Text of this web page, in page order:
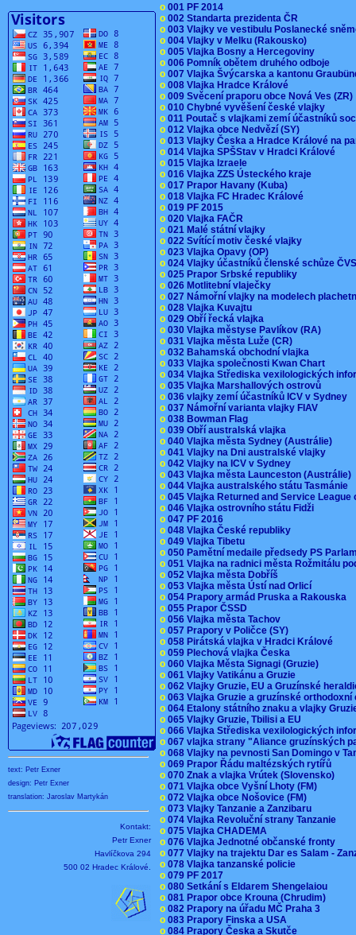
text: Petr Exner
design: Petr Exner
translation: Jaroslav Martykán
Kontakt:
Petr Exner
Havlíčkova 294
500 02 Hradec Králové.
o 001 PF 2014
o 002 Standarta prezidenta ČR
o 003 Vlajky ve vestibulu Poslanecké
o 004 Vlajky v Melku (Rakousko)
o 005 Vlajka Bosny a Hercegoviny
o 006 Pomník obětem druhého odboje
o 007 Vlajka Švýcarska a kantonu
o 008 Vlajka Hradce Králové
o 009 Svěcení praporu obce Nová Ves
o 010 Chybné vyvěšení české vlajky
o 011 Poutač s vlajkami zemí účastníků
o 012 Vlajka obce Nedvězí (SY)
o 013 Vlajky Česka a Hradce Králové na
o 014 Vlajka SPŠStav v Hradci Králové
o 015 Vlajka Izraele
o 016 Vlajka ZZS Ústeckého kraje
o 017 Prapor Havany (Kuba)
o 018 Vlajka FC Hradec Králové
o 019 PF 2015
o 020 Vlajka FAČR
o 021 Malé státní vlajky
o 022 Svítící motiv české vlajky
o 023 Vlajka Opavy (OP)
o 024 Vlajky účastníků členské schůze
o 025 Prapor Srbské republiky
o 026 Motlitební vlaječky
o 027 Námořní vlajky na modelech
o 028 Vlajka Kuvajtu
o 029 Obří řecká vlajka
o 030 Vlajka městyse Pavlíkov (RA)
o 031 Vlajka města Luže (CR)
o 032 Bahamská obchodní vlajka
o 033 Vlajka společnosti Kwan Chart
o 034 Vlajka Střediska vexilologických
o 035 Vlajka Marshallových ostrovů
o 036 vlajky zemí účastníků ICV v Sydney
o 037 Námořní varianta vlajky FIAV
o 038 Bowman Flag
o 039 Obří australská vlajka
o 040 Vlajka města Sydney (Austrálie)
o 041 Vlajky na Dni australské vlajky
o 042 Vlajky na ICV v Sydney
o 043 Vlajka města Launceston (Austrálie)
o 044 Vlajka australského státu Tasmánie
o 045 Vlajka Returned and Service
o 046 Vlajka ostrovního státu Fidži
o 047 PF 2016
o 048 Vlajka České republiky
o 049 Vlajka Tibetu
o 050 Pamětní medaile předsedy PS
o 051 Vlajka na radnici města Rožmitálu
o 052 Vlajka města Dobříš
o 053 Vlajka města Ústí nad Orlicí
o 054 Prapory armád Pruska a Rakouska
o 055 Prapor ČSSD
o 056 Vlajka města Tachov
o 057 Prapory v Poličce (SY)
o 058 Pirátská vlajka v Hradci Králové
o 059 Plechová vlajka Česka
o 060 Vlajka Města Signagi (Gruzie)
o 061 Vlajky Vatikánu a Gruzie
o 062 Vlajky Gruzie, EU a Gruzínské
o 063 Vlajka Gruzie a gruzínské
o 064 Etalony státního znaku a vlajky
o 065 Vlajky Gruzie, Tbilisi a EU
o 066 Vlajka Střediska vexilologických
o 067 vlajka strany "Aliance gruzínských
o 068 Vlajky na pevnosti San Domingo v
o 069 Prapor Řádu maltézských rytířů
o 070 Znak a vlajka Vrútek (Slovensko)
o 071 Vlajka obce Vyšní Lhoty (FM)
o 072 Vlajka obce Nošovice (FM)
o 073 Vlajky Tanzanie a Zanzibaru
o 074 Vlajka Revoluční strany Tanzanie
o 075 Vlajka CHADEMA
o 076 Vlajka Jednotné občanské fronty
o 077 Vlajky na trajektu Dar es Salam -
o 078 Vlajka tanzanské policie
o 079 PF 2017
o 080 Setkání s Eldarem Shengelaiou
o 081 Prapor obce Krouna (Chrudim)
o 082 Prapory na úřadu MČ Praha 3
o 083 Prapory Finska a USA
o 084 Prapory Česka a Skutče